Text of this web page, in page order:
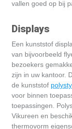
vallen goed op bij
Displays
Een kunststof
van bijvoorbeeld
bezoekers
zijn in uw kantoor.
de kunststof
voor binnen
toepassingen.
Vikureen en
thermovorm